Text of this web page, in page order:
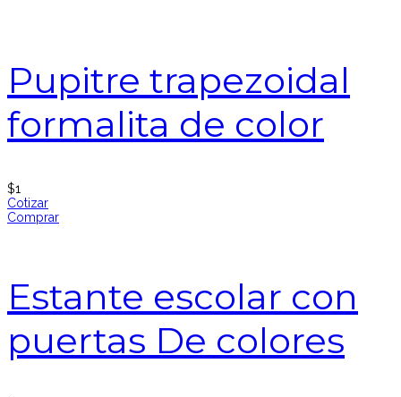
Pupitre trapezoidal
formalita de color
$1
Cotizar
Comprar
Estante escolar con
puertas De colores